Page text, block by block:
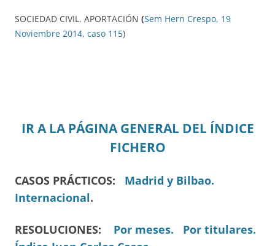
SOCIEDAD CIVIL. APORTACIÓN (Sem Hern Crespo, 19
Noviembre 2014, caso 115)
IR A LA PÁGINA GENERAL DEL ÍNDICE
FICHERO
CASOS PRÁCTICOS: Madrid y Bilbao.
Internacional.
RESOLUCIONES: Por meses.
Por titulares.